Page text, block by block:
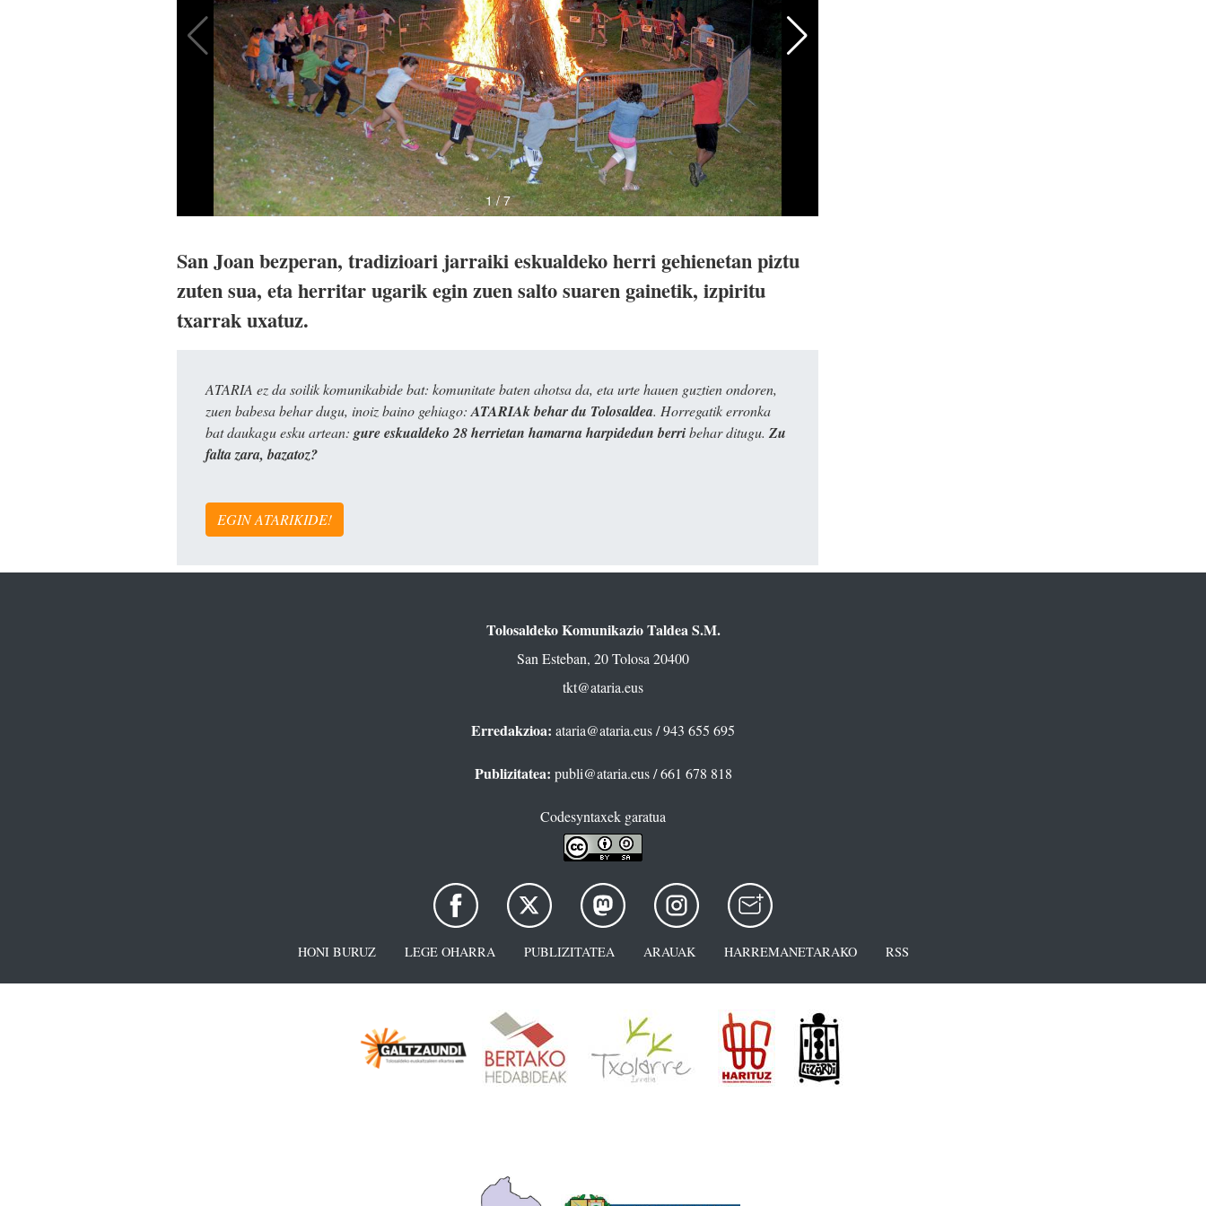
San Joan bezperan, tradizioari jarraiki eskualdeko herri gehienetan piztu
zuten sua, eta herritar ugarik egin zuen salto suaren gainetik, izpiritu
txarrak uxatuz.
ATARIA ez da soilik komunikabide bat: komunitate baten ahotsa da, eta urte hauen guztien ondoren,
zuen babesa behar dugu, inoiz baino gehiago: ATARIAk behar du Tolosaldea. Horregatik erronka
bat daukagu esku artean: gure eskualdeko 28 herrietan hamarna harpidedun berribehar ditugu. Zu
falta zara, bazatoz?
EGIN ATARIKIDE!
Tolosaldeko Komunikazio Taldea S.M.
San Esteban, 20 Tolosa 20400
tkt@ataria.eus
Erredakzioa: ataria@ataria.eus/ 943 655 695
Publizitatea: publi@ataria.eus/ 661 678 818
Codesyntaxek garatua
HONI BURUZ LEGE OHARRA PUBLIZITATEA ARAUAK HARREMANETARAKO RSS